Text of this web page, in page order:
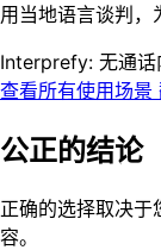
用当地语言谈判，
Interprefy: 无通话
查看所有使用场景
公正的结论
正确的选择取决
容。